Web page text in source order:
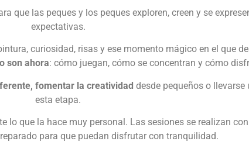
que las peques y los peques exploren, creen y se
expectativas.
curiosidad, risas y ese momento mágico en el que
son ahora: cómo juegan, cómo se concentran y cómo
fomentar la creatividad desde pequeños o
esta etapa.
lo que la hace muy personal. Las sesiones se realizan con
para que puedan disfrutar con tranquilidad.